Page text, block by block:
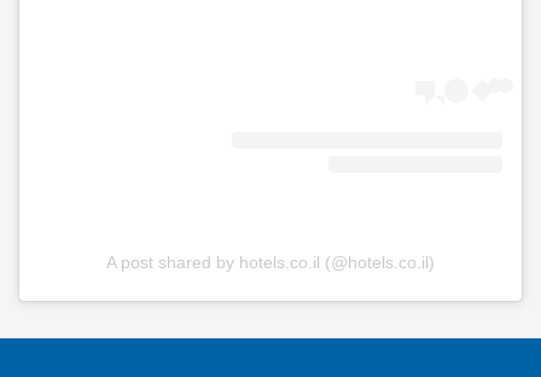
A post shared by hotels.co.il (@hotels.co.il)